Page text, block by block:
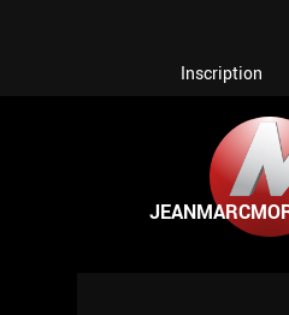
Inscription